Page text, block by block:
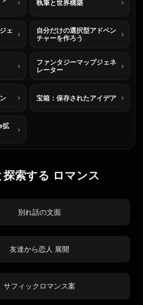
執筆と世界構築
ェ
自分だけの選択型アドベン
チャーを作ろう
ファンタジーマップジェネ
レーター
宝箱：保存されたアイデア
拡
探索する ロマンス
別れ話の文面
友達から恋人 展開
サフィックロマンス案